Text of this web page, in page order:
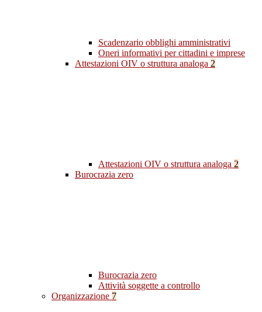
Scadenzario obblighi amministrativi
Oneri informativi per cittadini e imprese
Attestazioni OIV o struttura analoga 2
Attestazioni OIV o struttura analoga 2
Burocrazia zero
Burocrazia zero
Attività soggette a controllo
Organizzazione 7